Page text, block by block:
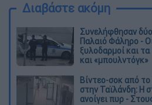
Διαβάστε ακόμη
Συνελήφθησαν
Παλαιό Φάληρο -
ξυλοδαρμοί και
και «μπουλντόγκ»
Βίντεο-σοκ από το
στην Ταϊλάνδη: Η
ανοίγει πυρ -